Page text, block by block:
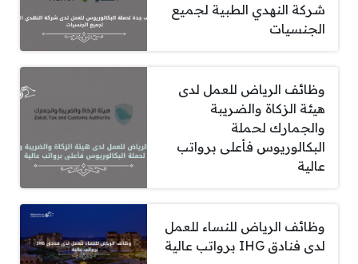
شركة النهدي الطبية لجميع
الجنسيات
وظائف الرياض للعمل لدى
هيئة الزكاة والضريبة
والجمارك لحملة
البكالوريوس فأعلى برواتب
عالية
وظائف الرياض للنساء للعمل
لدى فنادق IHG برواتب عالية